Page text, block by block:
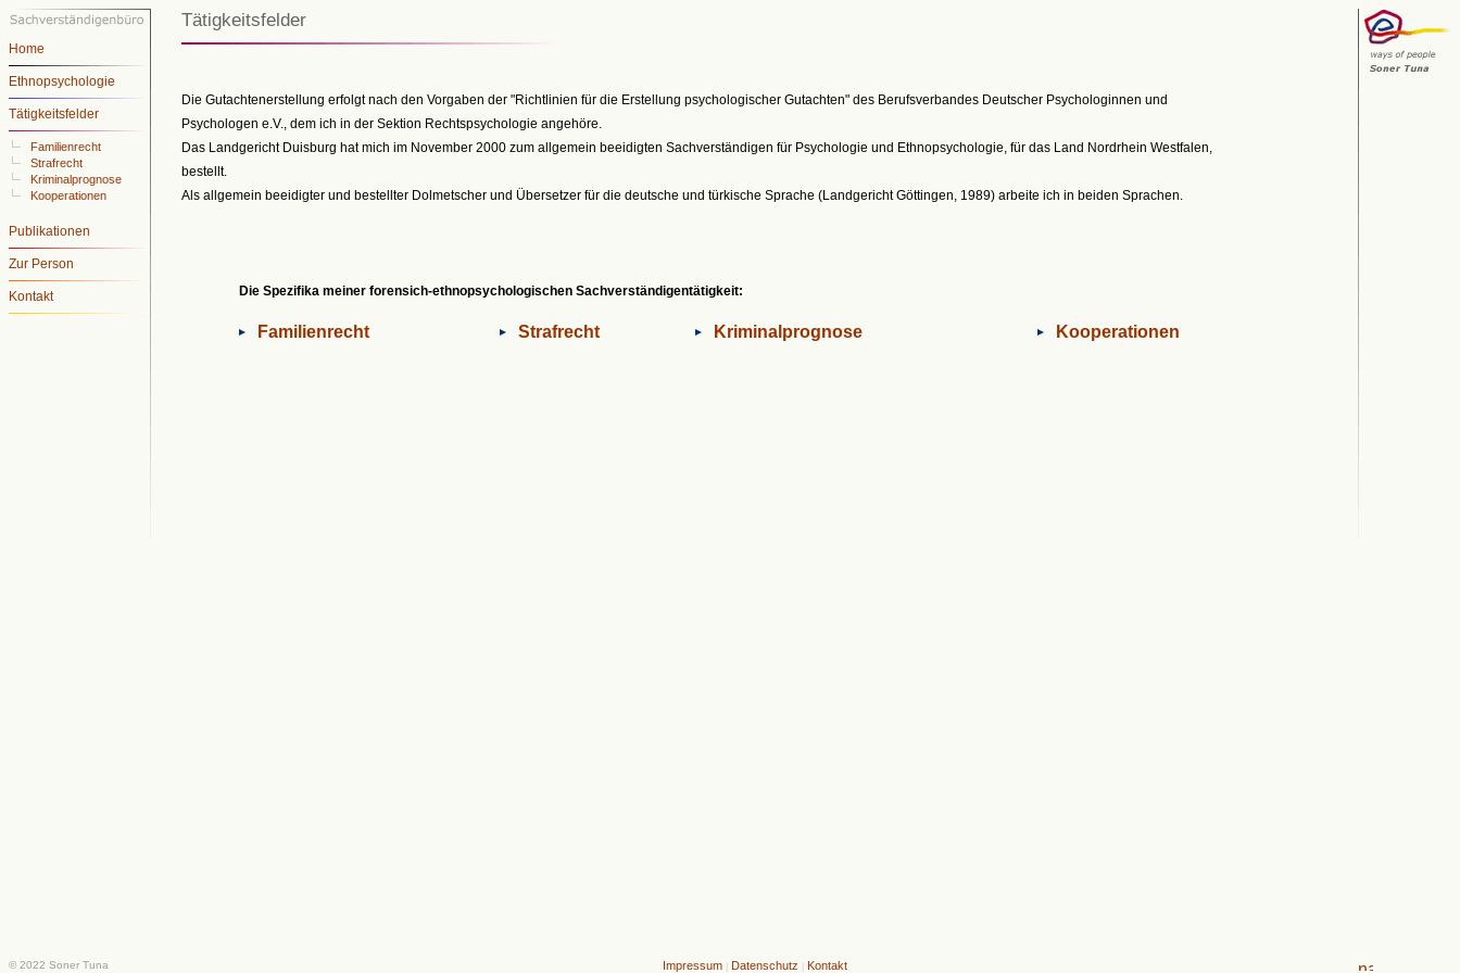
Home
Ethnopsychologie
Tätigkeitsfelder
Familienrecht
Strafrecht
Kriminalprognose
Kooperationen
Publikationen
Zur Person
Kontakt
Tätigkeitsfelder
Die Gutachtenerstellung erfolgt nach den Vorgaben der "Richtlinien für die Erstellung psychologischer Gutachten" des Berufsverbandes Deutscher Psychologinnen und
Psychologen e.V., dem ich in der Sektion Rechtspsychologie angehöre.
Das Landgericht Duisburg hat mich im November 2000 zum allgemein beeidigten Sachverständigen für Psychologie und Ethnopsychologie, für das Land Nordrhein Westfalen,
bestellt.
Als allgemein beeidigter und bestellter Dolmetscher und Übersetzer für die deutsche und türkische Sprache (Landgericht Göttingen, 1989) arbeite ich in beiden Sprachen.
Die Spezifika meiner forensich-ethnopsychologischen Sachverständigentätigkeit:
Familienrecht Strafrecht Kriminalprognose Kooperationen
© 2022 Soner Tuna Impressum| Datenschutz Kontakt